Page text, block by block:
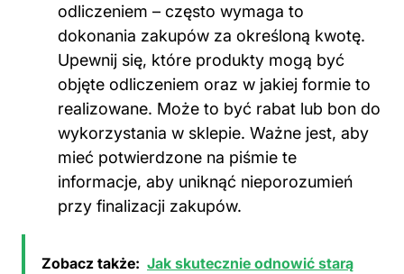
odliczeniem – często wymaga to
dokonania zakupów za określoną kwotę.
Upewnij się, które produkty mogą być
objęte odliczeniem oraz w jakiej formie to
realizowane. Może to być rabat lub bon do
wykorzystania w sklepie. Ważne jest, aby
mieć potwierdzone na piśmie te
informacje, aby uniknąć nieporozumień
przy finalizacji zakupów.
Zobacz także: Jak skutecznie odnowić starą